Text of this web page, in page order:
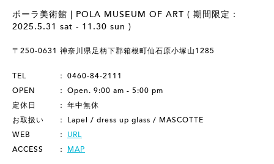
ポーラ美術館 | POLA MUSEUM OF ART ( 期間限定：
2025.5.31 sat - 11.30 sun )
〒250-0631 神奈川県足柄下郡箱根町仙石原小塚山1285
TEL
0460-84-2111
OPEN
Open. 9:00 am - 5:00 pm
定休日
年中無休
お取扱い
Lapel / dress up glass / MASCOTTE
WEB
URL
ACCESS
MAP